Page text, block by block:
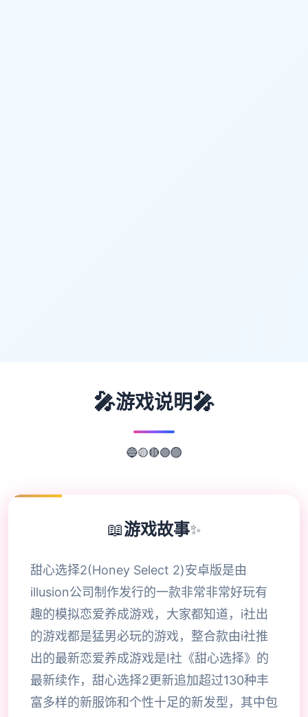
🎤游戏说明🎤
🔵🟡🔴🟢🟣
📖游戏故事✨
甜心选择2(Honey Select 2)安卓版是由
illusion公司制作发行的一款非常非常好玩有
趣的模拟恋爱养成游戏，大家都知道，i社出
的游戏都是猛男必玩的游戏，整合款由i社推
出的最新恋爱养成游戏是I社《甜心选择》的
最新续作，甜心选择2更新追加超过130种丰
富多样的新服饰和个性十足的新发型，其中包